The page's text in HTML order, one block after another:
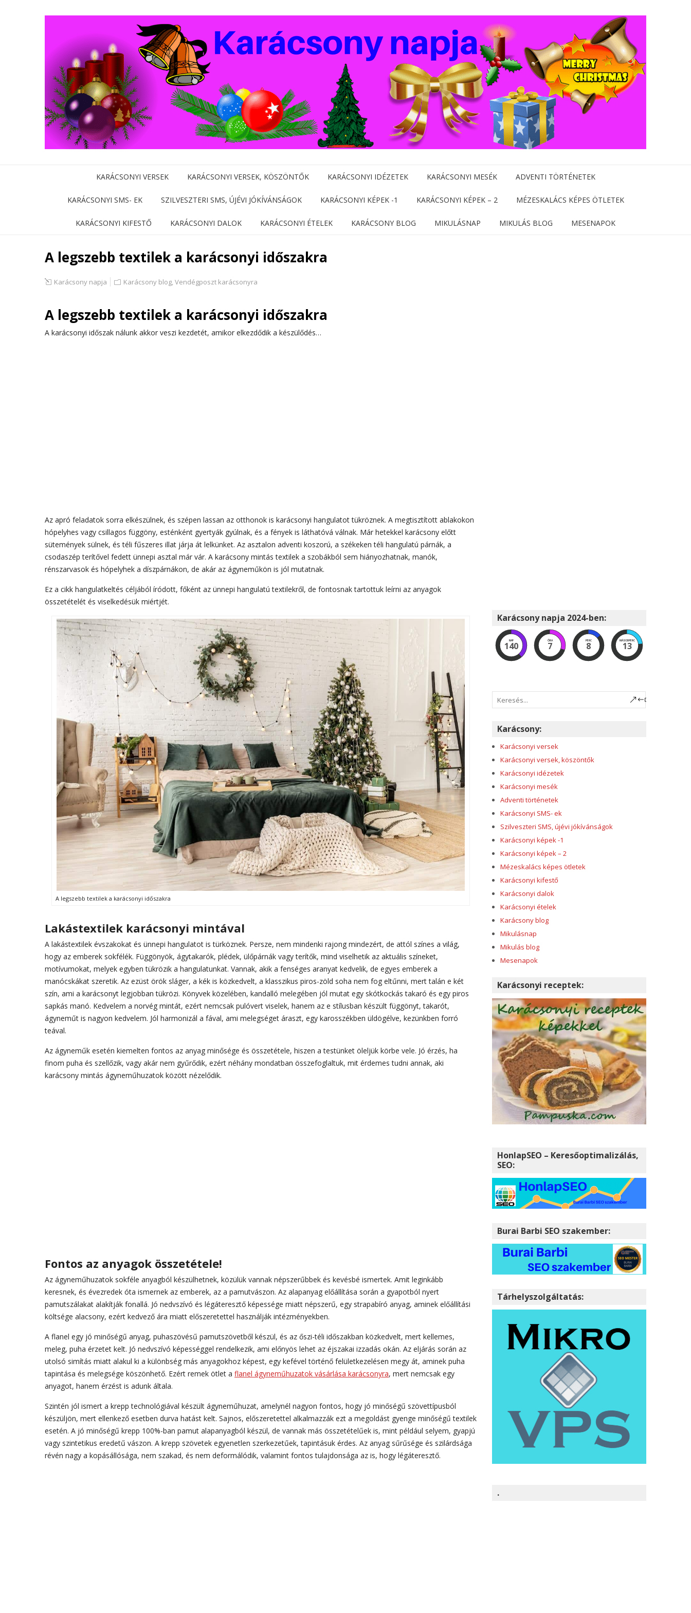
KARÁCSONYI VERSEK KARÁCSONYI VERSEK, KÖSZÖNTŐK KARÁCSONYI IDÉZETEK KARÁCSONYI MESÉK ADVENTI TÖRTÉNETEK
KARÁCSONYI SMS- EK SZILVESZTERI SMS, ÚJÉVI JÓKÍVÁNSÁGOK KARÁCSONYI KÉPEK -1 KARÁCSONYI KÉPEK – 2 MÉZESKALÁCS KÉPES ÖTLETEK
KARÁCSONYI KIFESTŐ KARÁCSONYI DALOK KARÁCSONYI ÉTELEK KARÁCSONY BLOG MIKULÁSNAP MIKULÁS BLOG MESENAPOK
A legszebb textilek a karácsonyi időszakra
Karácsony napja Karácsony blog,Vendégposzt karácsonyra
A legszebb textilek a karácsonyi időszakra
A karácsonyi időszak nálunk akkor veszi kezdetét, amikor elkezdődik a készülődés…
Az apró feladatok sorra elkészülnek, és szépen lassan az otthonok is karácsonyi hangulatot tükröznek. A megtisztított ablakokon
hópelyhes vagy csillagos függöny, esténként gyertyák gyúlnak, és a fények is láthatóvá válnak. Már hetekkel karácsony előtt
sütemények sülnek, és téli fűszeres illat járja át lelkünket. Az asztalon adventi koszorú, a székeken téli hangulatú párnák, a
csodaszép terítővel fedett ünnepi asztal már vár. A karácsony mintás textilek a szobákból sem hiányozhatnak, manók,
rénszarvasok és hópelyhek a díszpárnákon, de akár az ágyneműkön is jól mutatnak.
Ez a cikk hangulatkeltés céljából íródott, főként az ünnepi hangulatú textilekről, de fontosnak tartottuk leírni az anyagok
összetételét és viselkedésük miértjét.
A legszebb textilek a karácsonyi időszakra
Lakástextilek karácsonyi mintával
A lakástextilek évszakokat és ünnepi hangulatot is türköznek. Persze, nem mindenki rajong mindezért, de attól színes a világ,
hogy az emberek sokfélék. Függönyök, ágytakarók, plédek, ülőpárnák vagy terítők, mind viselhetik az aktuális színeket,
motívumokat, melyek egyben tükrözik a hangulatunkat. Vannak, akik a fenséges aranyat kedvelik, de egyes emberek a
manócskákat szeretik. Az ezüst örök sláger, a kék is közkedvelt, a klasszikus piros-zöld soha nem fog eltűnni, mert talán e két
szín, ami a karácsonyt legjobban tükrözi. Könyvek közelében, kandalló melegében jól mutat egy skótkockás takaró és egy piros
sapkás manó. Kedvelem a norvég mintát, ezért nemcsak pulóvert viselek, hanem az e stílusban készült függönyt, takarót,
ágyneműt is nagyon kedvelem. Jól harmonizál a fával, ami melegséget áraszt, egy karosszékben üldögélve, kezünkben forró
teával.
Az ágyneműk esetén kiemelten fontos az anyag minősége és összetétele, hiszen a testünket öleljük körbe vele. Jó érzés, ha
finom puha és szellőzik, vagy akár nem gyűrődik, ezért néhány mondatban összefoglaltuk, mit érdemes tudni annak, aki
karácsony mintás ágyneműhuzatok között nézelődik.
Fontos az anyagok összetétele!
Az ágyneműhuzatok sokféle anyagból készülhetnek, közülük vannak népszerűbbek és kevésbé ismertek. Amit leginkább
keresnek, és évezredek óta ismernek az emberek, az a pamutvászon. Az alapanyag előállítása során a gyapotból nyert
pamutszálakat alakítják fonallá. Jó nedvszívó és légáteresztő képessége miatt népszerű, egy strapabíró anyag, aminek előállítási
költsége alacsony, ezért kedvező ára miatt előszeretettel használják intézményekben.
A flanel egy jó minőségű anyag, puhaszövésű pamutszövetből készül, és az őszi-téli időszakban közkedvelt, mert kellemes,
meleg, puha érzetet kelt. Jó nedvszívó képességgel rendelkezik, ami előnyös lehet az éjszakai izzadás okán. Az eljárás során az
utolsó simítás miatt alakul ki a különbség más anyagokhoz képest, egy kefével történő felületkezelésen megy át, aminek puha
tapintása és melegsége köszönhető. Ezért remek ötlet a flanel ágyneműhuzatok vásárlása karácsonyra, mert nemcsak egy
anyagot, hanem érzést is adunk általa.
Szintén jól ismert a krepp technológiával készült ágyneműhuzat, amelynél nagyon fontos, hogy jó minőségű szövettípusból
készüljön, mert ellenkező esetben durva hatást kelt. Sajnos, előszeretettel alkalmazzák ezt a megoldást gyenge minőségű textilek
esetén. A jó minőségű krepp 100%-ban pamut alapanyagból készül, de vannak más összetételűek is, mint például selyem, gyapjú
vagy szintetikus eredetű vászon. A krepp szövetek egyenetlen szerkezetűek, tapintásuk érdes. Az anyag sűrűsége és szilárdsága
révén nagy a kopásállósága, nem szakad, és nem deformálódik, valamint fontos tulajdonsága az is, hogy légáteresztő.
Karácsony napja 2024-ben:
NAP
140
ÓRA
7
PERC
8
MÁSODPERC
12
Karácsony:
Karácsonyi versek
Karácsonyi versek, köszöntők
Karácsonyi idézetek
Karácsonyi mesék
Adventi történetek
Karácsonyi SMS- ek
Szilveszteri SMS, újévi jókívánságok
Karácsonyi képek -1
Karácsonyi képek – 2
Mézeskalács képes ötletek
Karácsonyi kifestő
Karácsonyi dalok
Karácsonyi ételek
Karácsony blog
Mikulásnap
Mikulás blog
Mesenapok
Karácsonyi receptek:
HonlapSEO – Keresőoptimalizálás,
SEO:
Burai Barbi SEO szakember:
Tárhelyszolgáltatás:
.